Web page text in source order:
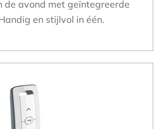
de avond met geïntegreerde
en stijlvol in één.